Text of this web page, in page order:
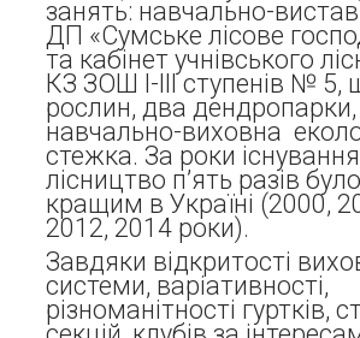
занять: навчально-
ДП «Сумське лісове
та кабінет учнівського
КЗ ЗОШ І-ІІІ ступенів № 5,
рослин, два дендропарки,
навчально-виховна
стежка. За роки існування
лісництво п’ять разів
кращим в Україні (2000,
2012, 2014 роки).
Завдяки відкритості
системи, варіативності,
різноманітності гуртків,